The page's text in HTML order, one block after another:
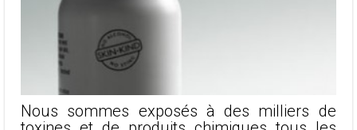
Nous sommes exposés à des milliers de